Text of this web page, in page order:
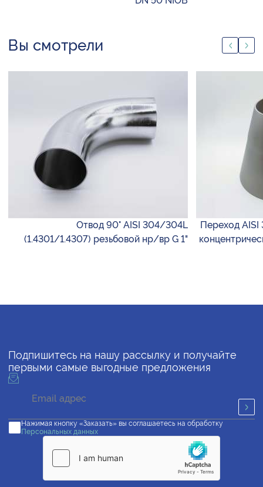
Вы смотрели
Отвод 90° AISI 304/304L
(1.4301/1.4307) резьбовой нр/вр G 1"
Переход
Подпишитесь на нашу рассылку и получайте
первыми самые выгодные предложения
Нажимая кнопку «Заказать» вы соглашаетесь на обработку
Персональных данных